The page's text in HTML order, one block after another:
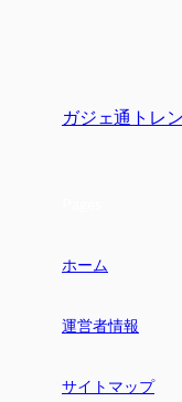
ガジェ通トレ
ホーム
運営者情報
サイトマップ